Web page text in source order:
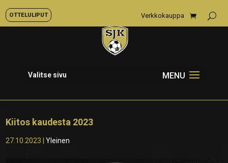
OTTELULIPUT Verkkokauppa
Valitse sivu
Kiitos kaudesta 2023
27.10.2023 |Yleinen